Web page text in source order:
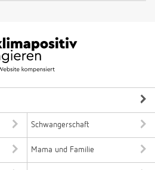
Schwangerschaft
Mama und Familie